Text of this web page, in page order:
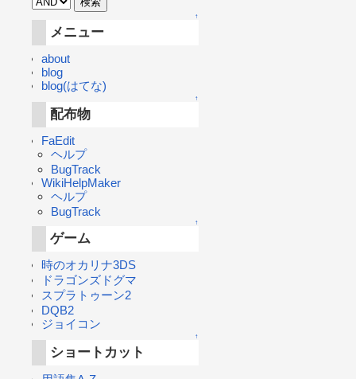
↑
メニュー
about
blog
blog(はてな)
↑
配布物
FaEdit
ヘルプ
BugTrack
WikiHelpMaker
ヘルプ
BugTrack
↑
ゲーム
時のオカリナ3DS
ドラゴンズドグマ
スプラトゥーン2
DQB2
ジョイコン
↑
ショートカット